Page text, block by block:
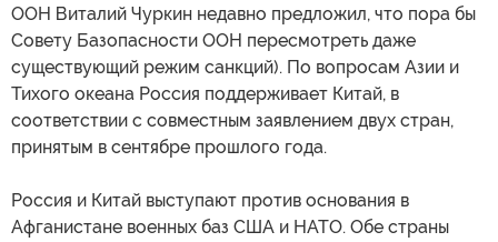
ООН Виталий Чуркин недавно предложил, что пора бы
Совету Базопасности ООН пересмотреть даже
существующий режим санкций). По вопросам Азии и
Тихого океана Россия поддерживает Китай, в
соответствии с совместным заявлением двух стран,
принятым в сентябре прошлого года.
Россия и Китай выступают против основания в
Афганистане военных баз США и НАТО. Обе страны